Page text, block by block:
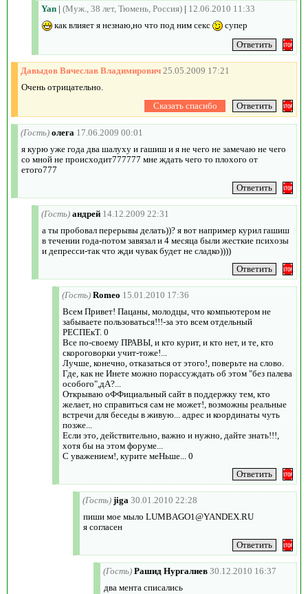
Yan | (Муж., 38 лет, Тюмень, Россия) | 12.06.2010 11:33
как влияет я незнаю,но что под ним секс
супер
Давыдов Вячеслав Владимирович 25.05.2009 17:21
Очень отрицательно.
(Гость) олега 17.06.2009 00:01
я курю уже года два шалуху и гашиш и я не чего не замечаю не чего
со мной не происходит777777 мне ждать чего то плохого от
етого777
(Гость) андрей 14.12.2009 22:31
а ты пробовал перерывы делать))? я вот например курил гашиш
в течении года-потом завязал и 4 месяца были жесткие психозы
и депресси-так что жди чувак будет не сладко))))
(Гость) Romeo 15.01.2010 17:36
Всем Привет! Пацаны, молодцы, что компьютером не
забываете пользоваться!!!-за это всем отдельный
РЕСПЕкТ. 0
Все по-своему ПРАВЫ, и кто курит, и кто нет, и те, кто
скороговорки учит-тоже!...
Лучше, конечно, отказаться от этого!, поверьте на слово.
Где, как не Инете можно порассуждать об этом "без палева
особого",дА?...
Открываю оФФициальный сайт в поддержку тем, кто
желает, но справиться сам не может!, возможны реальные
встречи для беседы в живую... адрес и координаты чуть
позже...
Если это, действительно, важно и нужно, дайте знать!!!,
хотя бы на этом форуме...
С уважением!, курите меНьше... 0
(Гость) jiga 30.01.2010 22:28
пиши мое мыло LUMBAGO1@YANDEX.RU
я согласен
(Гость) Рашид Нургалиев 30.12.2010 16:37
два мента списались